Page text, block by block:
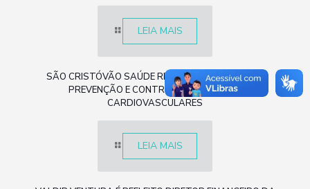
LEIA MAIS
SÃO CRISTÓVÃO SAÚDE REALIZA CAMPANHA DE
PREVENÇÃO E CONTROLE DE DOENÇAS
CARDIOVASCULARES
LEIA MAIS